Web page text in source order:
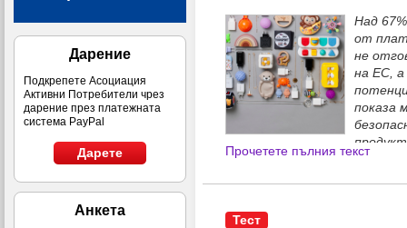
Дарение
Подкрепете Асоциация
Активни Потребители чрез
дарение през платежната
система PayPal
Дарете
Анкета
Над
от
не
на ЕС, а
показа
от платформите Temu и
Прочетете пълния текст
Тест